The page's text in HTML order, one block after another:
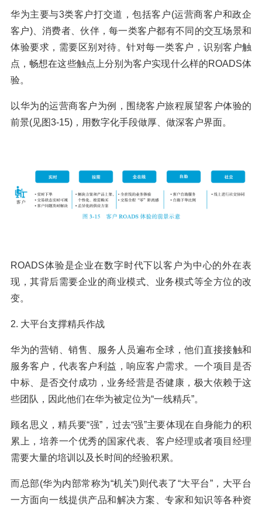
华为主要与3类客户打交道，包括客户(运营商客户和政企
客户)、消费者、伙伴，每一类客户都有不同的交互场景和
体验要求，需要区别对待。针对每一类客户，识别客户触
点，畅想在这些触点上分别为客户实现什么样的ROADS体
验。
以华为的运营商客户为例，围绕客户旅程展望客户体验的
前景(见图3-15)，用数字化手段做厚、做深客户界面。
ROADS体验是企业在数字时代下以客户为中心的外在表
现，其背后需要企业的商业模式、业务模式等全方位的改
变。
2. 大平台支撑精兵作战
华为的营销、销售、服务人员遍布全球，他们直接接触和
服务客户，代表客户利益，响应客户需求。一个项目是否
中标、是否交付成功，业务经营是否健康，极大依赖于这
些团队，因此他们在华为被定位为“一线精兵”。
顾名思义，精兵要“强”，过去“强”主要体现在自身能力的积
累上，培养一个优秀的国家代表、客户经理或者项目经理
需要大量的培训以及长时间的经验积累。
而总部(华为内部常称为“机关”)则代表了“大平台”，大平台
一方面向一线提供产品和解决方案、专家和知识等各种资